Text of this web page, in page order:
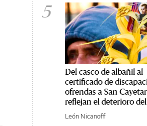
5
Del casco de albañil al
certificado de
ofrendas a San
reflejan el deterioro
León Nicanoff